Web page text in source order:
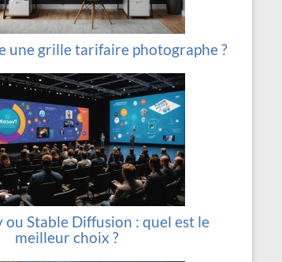
une grille tarifaire photographe ?
Stable Diffusion : quel est le
meilleur choix ?